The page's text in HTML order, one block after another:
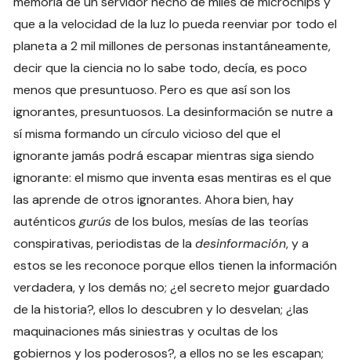
que a la velocidad de la luz lo pueda reenviar por todo el
planeta a 2 mil millones de personas instantáneamente,
decir que la ciencia no lo sabe todo, decía, es poco
menos que presuntuoso. Pero es que así son los
ignorantes, presuntuosos. La desinformación se nutre a
sí misma formando un círculo vicioso del que el
ignorante jamás podrá escapar mientras siga siendo
ignorante: el mismo que inventa esas mentiras es el que
las aprende de otros ignorantes. Ahora bien, hay
auténticosgurúsde los bulos, mesías de las teorías
conspirativas, periodistas de ladesinformación, y a
estos se les reconoce porque ellos tienen la información
verdadera, y los demás no; ¿el secreto mejor guardado
de la historia?, ellos lo descubren y lo desvelan; ¿las
maquinaciones más siniestras y ocultas de los
gobiernos y los poderosos?, a ellos no se les escapan;